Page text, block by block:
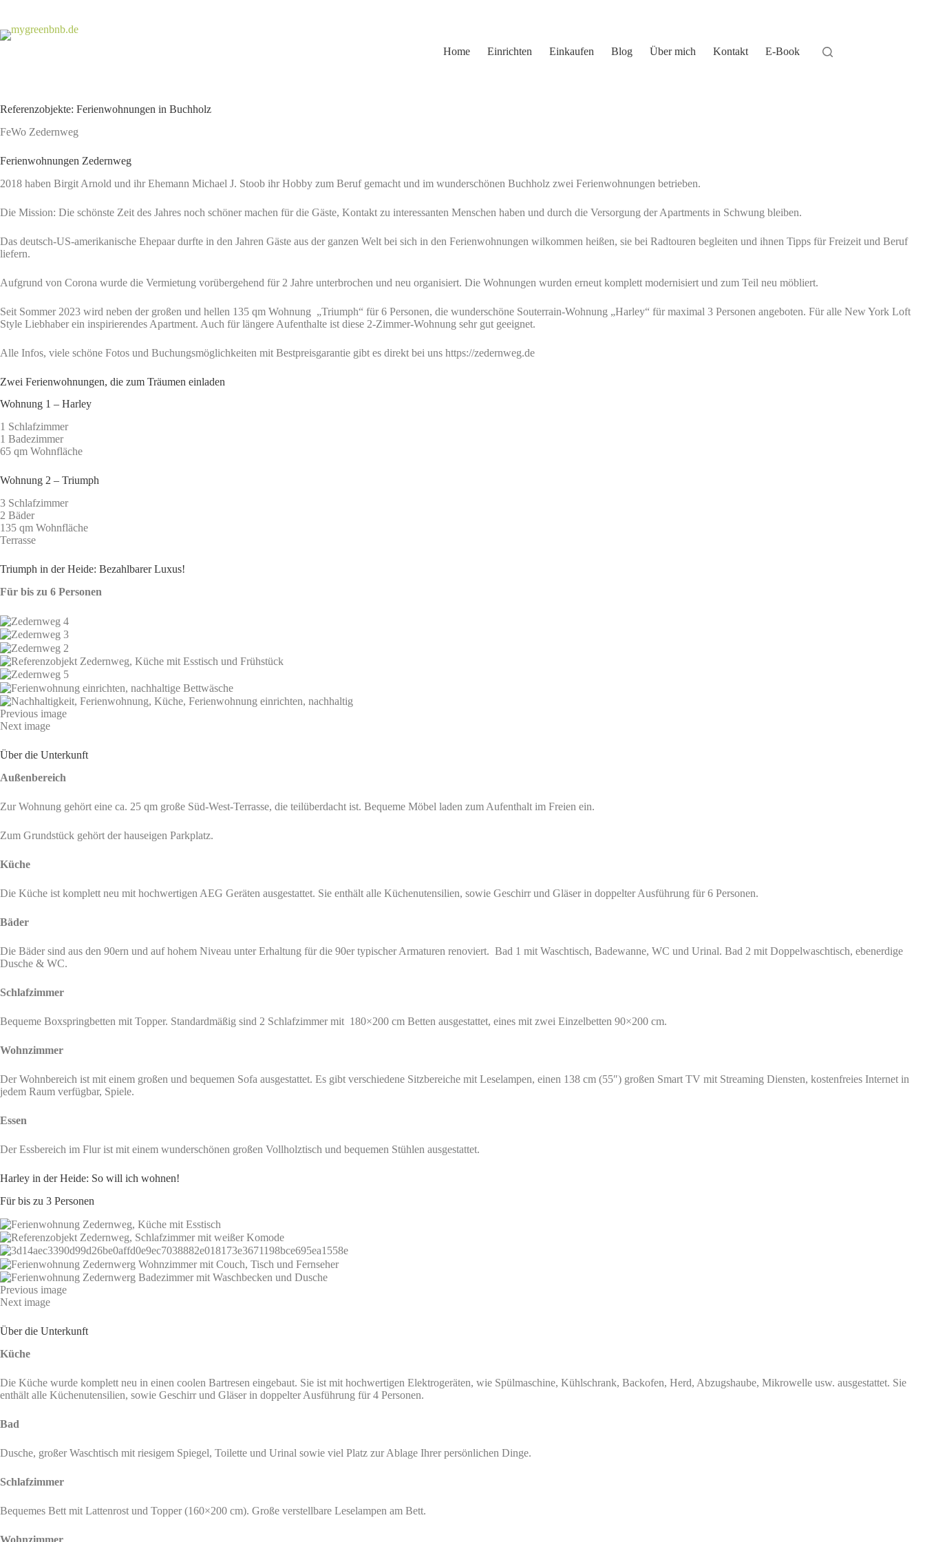
springen
Home
Einrichten Einkaufen Blog Über mich Kontakt E-Book
Referenzobjekte: Ferienwohnungen in Buchholz
FeWo Zedernweg
Ferienwohnungen Zedernweg
2018 haben Birgit Arnold und ihr Ehemann Michael J. Stoob ihr Hobby zum Beruf gemacht und im wunderschönen Buchholz zwei Ferienwohnungen betrieben.
Die Mission: Die schönste Zeit des Jahres noch schöner machen für die Gäste, Kontakt zu interessanten Menschen haben und durch die Versorgung der Apartments in Schwung bleiben.
Das deutsch-US-amerikanische Ehepaar durfte in den Jahren Gäste aus der ganzen Welt bei sich in den Ferienwohnungen wilkommen heißen, sie bei Radtouren begleiten und ihnen Tipps für Freizeit und Beruf
liefern.
Aufgrund von Corona wurde die Vermietung vorübergehend für 2 Jahre unterbrochen und neu organisiert. Die Wohnungen wurden erneut komplett modernisiert und zum Teil neu möbliert.
Seit Sommer 2023 wird neben der großen und hellen 135 qm Wohnung „Triumph“ für 6 Personen, die wunderschöne Souterrain-Wohnung „Harley“ für maximal 3 Personen angeboten. Für alle New York Loft
Style Liebhaber ein inspirierendes Apartment. Auch für längere Aufenthalte ist diese 2-Zimmer-Wohnung sehr gut geeignet.
Alle Infos, viele schöne Fotos und Buchungsmöglichkeiten mit Bestpreisgarantie gibt es direkt bei uns https://zedernweg.de
Zwei Ferienwohnungen, die zum Träumen einladen
Wohnung 1 – Harley
1 Schlafzimmer
1 Badezimmer
65 qm Wohnfläche
Wohnung 2 – Triumph
3 Schlafzimmer
2 Bäder
135 qm Wohnfläche
Terrasse
Triumph in der Heide: Bezahlbarer Luxus!
Für bis zu 6 Personen
Previous image
Next image
Über die Unterkunft
Außenbereich
Zur Wohnung gehört eine ca. 25 qm große Süd-West-Terrasse, die teilüberdacht ist. Bequeme Möbel laden zum Aufenthalt im Freien ein.
Zum Grundstück gehört der hauseigen Parkplatz.
Küche
Die Küche ist komplett neu mit hochwertigen AEG Geräten ausgestattet. Sie enthält alle Küchenutensilien, sowie Geschirr und Gläser in doppelter Ausführung für 6 Personen.
Bäder
Die Bäder sind aus den 90ern und auf hohem Niveau unter Erhaltung für die 90er typischer Armaturen renoviert. Bad 1 mit Waschtisch, Badewanne, WC und Urinal. Bad 2 mit Doppelwaschtisch, ebenerdige
Dusche & WC.
Schlafzimmer
Bequeme Boxspringbetten mit Topper. Standardmäßig sind 2 Schlafzimmer mit 180×200 cm Betten ausgestattet, eines mit zwei Einzelbetten 90×200 cm.
Wohnzimmer
Der Wohnbereich ist mit einem großen und bequemen Sofa ausgestattet. Es gibt verschiedene Sitzbereiche mit Leselampen, einen 138 cm (55″) großen Smart TV mit Streaming Diensten, kostenfreies Internet in
jedem Raum verfügbar, Spiele.
Essen
Der Essbereich im Flur ist mit einem wunderschönen großen Vollholztisch und bequemen Stühlen ausgestattet.
Harley in der Heide: So will ich wohnen!
Für bis zu 3 Personen
Previous image
Next image
Über die Unterkunft
Küche
Die Küche wurde komplett neu in einen coolen Bartresen eingebaut. Sie ist mit hochwertigen Elektrogeräten, wie Spülmaschine, Kühlschrank, Backofen, Herd, Abzugshaube, Mikrowelle usw. ausgestattet. Sie
enthält alle Küchenutensilien, sowie Geschirr und Gläser in doppelter Ausführung für 4 Personen.
Bad
Dusche, großer Waschtisch mit riesigem Spiegel, Toilette und Urinal sowie viel Platz zur Ablage Ihrer persönlichen Dinge.
Schlafzimmer
Bequemes Bett mit Lattenrost und Topper (160×200 cm). Große verstellbare Leselampen am Bett.
Wohnzimmer